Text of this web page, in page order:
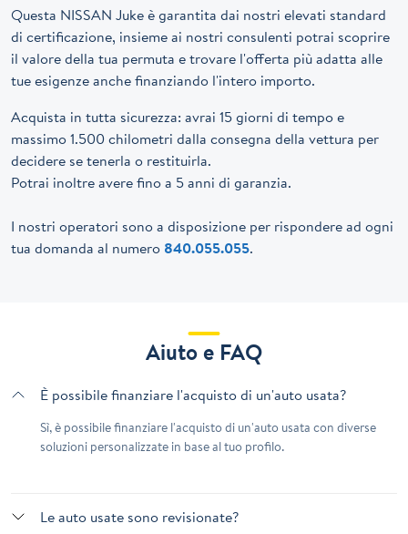
Questa NISSAN Juke è garantita dai nostri elevati standard
di certificazione, insieme ai nostri consulenti potrai scoprire
il valore della tua permuta e trovare l'offerta più adatta alle
tue esigenze anche finanziando l'intero importo.
Acquista in tutta sicurezza: avrai 15 giorni di tempo e
massimo 1.500 chilometri dalla consegna della vettura per
decidere se tenerla o restituirla.
Potrai inoltre avere fino a 5 anni di garanzia.
I nostri operatori sono a disposizione per rispondere ad ogni
tua domanda al numero 840.055.055.
Aiuto e FAQ
È possibile finanziare l'acquisto di un'auto usata?
Sì, è possibile finanziare l'acquisto di un'auto usata con diverse
soluzioni personalizzate in base al tuo profilo.
Le auto usate sono revisionate?